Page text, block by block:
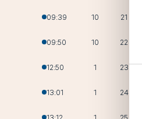
09:39 10 21
09:50 10 22
12:50 1 23
13:01 1 24
13:12 1 25